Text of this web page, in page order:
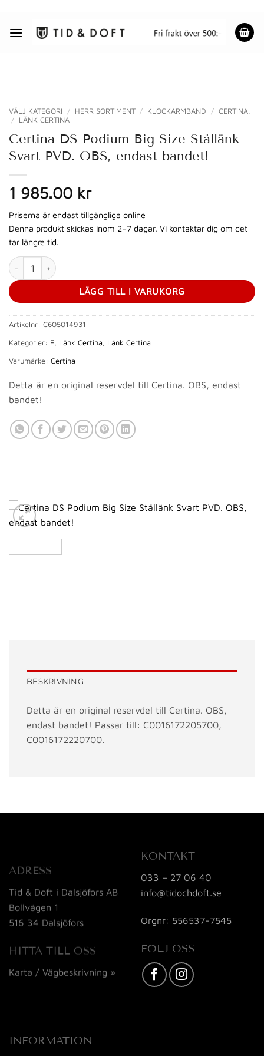
content
VÄLJ KATEGORI / HERR SORTIMENT / KLOCKARMBAND / CERTINA.
/
LÄNK CERTINA
Certina DS Podium Big Size Stållänk
Svart PVD. OBS, endast bandet!
1 985.00 kr
Priserna är endast tillgängliga online
Denna produkt skickas inom 2–7 dagar. Vi kontaktar dig om det
tar längre tid.
Certina DS Podium Big Size Stållänk Svart PVD. OBS, endast
LÄGG TILL I VARUKORG
Artikelnr: C605014931
Kategorier: E, Länk Certina, Länk Certina
Varumärke: Certina
Detta är en original reservdel till Certina. OBS, endast
bandet!
BESKRIVNING
Detta är en original reservdel till Certina. OBS,
endast bandet! Passar till: C0016172205700,
C0016172220700.
ADRESS
Tid & Doft i Dalsjöfors AB
Bollvägen 1
516 34 Dalsjöfors
HITTA TILL OSS
Karta / Vägbeskrivning »
KONTAKT
033 – 27 06 40
info@tidochdoft.se
Orgnr: 556537-7545
FÖLJ OSS
INFORMATION